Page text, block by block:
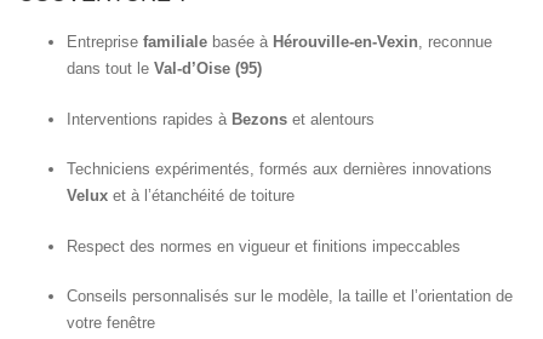
Entreprise familiale basée à Hérouville-en-Vexin, reconnue
dans tout le Val-d’Oise (95)
Interventions rapides à Bezons et alentours
Techniciens expérimentés, formés aux dernières innovations
Velux et à l’étanchéité de toiture
Respect des normes en vigueur et finitions impeccables
Conseils personnalisés sur le modèle, la taille et l’orientation de
votre fenêtre